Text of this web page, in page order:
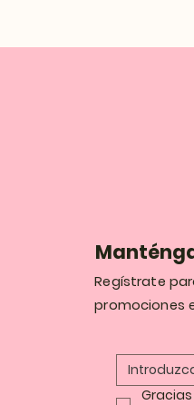
Regístrate
promociones